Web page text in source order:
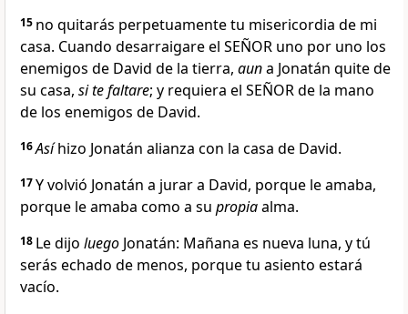
15 no quitarás perpetuamente tu misericordia de mi
casa. Cuando desarraigare el SEÑOR uno por uno los
enemigos de David de la tierra, auna Jonatán quite de
su casa, si te faltare; y requiera el SEÑOR de la mano
de los enemigos de David.
16Asíhizo Jonatán alianza con la casa de David.
17Y volvió Jonatán a jurar a David, porque le amaba,
porque le amaba como a su propiaalma.
18 Le dijo luego Jonatán: Mañana es nueva luna, y tú
serás echado de menos, porque tu asiento estará
vacío.